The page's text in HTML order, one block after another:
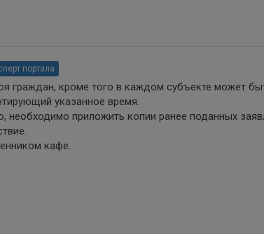
портала
граждан, кроме того в каждом субъекте может
указанное время.
необходимо приложить копии ранее поданных
кафе.